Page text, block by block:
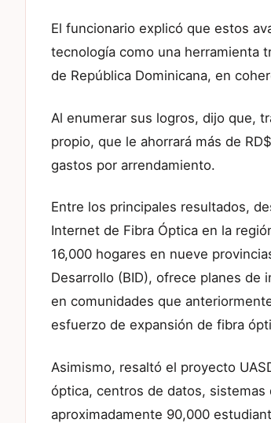
El funcionario explicó que estos
tecnología como una herramienta
de República Dominicana, en
Al enumerar sus logros, dijo que,
propio, que le ahorrará más de
gastos por arrendamiento.
Entre los principales resultados,
Internet de Fibra Óptica en la
16,000 hogares en nueve
Desarrollo (BID), ofrece planes de
en comunidades que
esfuerzo de expansión de fibra
Asimismo, resaltó el proyecto
óptica, centros de datos,
aproximadamente 90,000